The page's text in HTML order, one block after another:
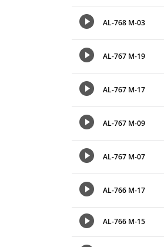
AL-768 M-03
AL-767 M-19
AL-767 M-17
AL-767 M-09
AL-767 M-07
AL-766 M-17
AL-766 M-15